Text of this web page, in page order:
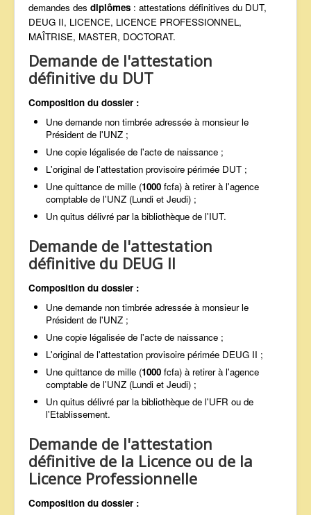
demandes des diplômes : attestations définitives du DUT,
DEUG II, LICENCE, LICENCE PROFESSIONNEL,
MAÎTRISE, MASTER, DOCTORAT.
Demande de l'attestation
définitive du DUT
Composition du dossier :
Une demande non timbrée adressée à monsieur le
Président de l'UNZ ;
Une copie légalisée de l'acte de naissance ;
L'original de l'attestation provisoire périmée DUT ;
Une quittance de mille (1000 fcfa) à retirer à l'agence
comptable de l'UNZ (Lundi et Jeudi) ;
Un quitus délivré par la bibliothèque de l'IUT.
Demande de l'attestation
définitive du DEUG II
Composition du dossier :
Une demande non timbrée adressée à monsieur le
Président de l'UNZ ;
Une copie légalisée de l'acte de naissance ;
L'original de l'attestation provisoire périmée DEUG II ;
Une quittance de mille (1000 fcfa) à retirer à l'agence
comptable de l'UNZ (Lundi et Jeudi) ;
Un quitus délivré par la bibliothèque de l'UFR ou de
l'Etablissement.
Demande de l'attestation
définitive de la Licence ou de la
Licence Professionnelle
Composition du dossier :